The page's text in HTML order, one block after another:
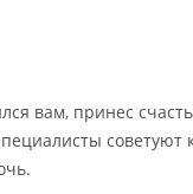
вам, принес
советуют